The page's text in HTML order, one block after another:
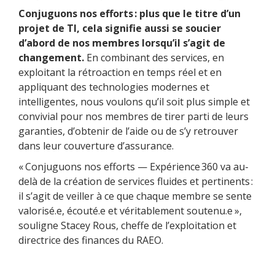
Conjuguons nos efforts : plus que le titre d’un
projet de TI, cela signifie aussi se soucier
d’abord de nos membres lorsqu’il s’agit de
changement. En combinant des services, en
exploitant la rétroaction en temps réel et en
appliquant des technologies modernes et
intelligentes, nous voulons qu’il soit plus simple et
convivial pour nos membres de tirer parti de leurs
garanties, d’obtenir de l’aide ou de s’y retrouver
dans leur couverture d’assurance.
« Conjuguons nos efforts — Expérience 360 va au-
delà de la création de services fluides et pertinents :
il s’agit de veiller à ce que chaque membre se sente
valorisé.e, écouté.e et véritablement soutenu.e »,
souligne Stacey Rous, cheffe de l’exploitation et
directrice des finances du RAEO.